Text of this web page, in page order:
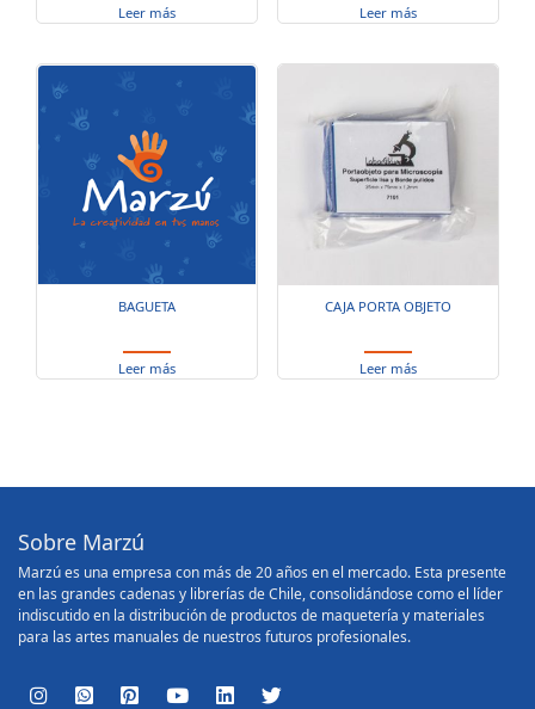
Leer más Leer más
BAGUETA
Leer más
CAJA PORTA OBJETO
Leer más
Sobre Marzú
Marzú es una empresa con más de 20 años en el mercado. Esta presente
en las grandes cadenas y librerías de Chile, consolidándose como el líder
indiscutido en la distribución de productos de maquetería y materiales
para las artes manuales de nuestros futuros profesionales.